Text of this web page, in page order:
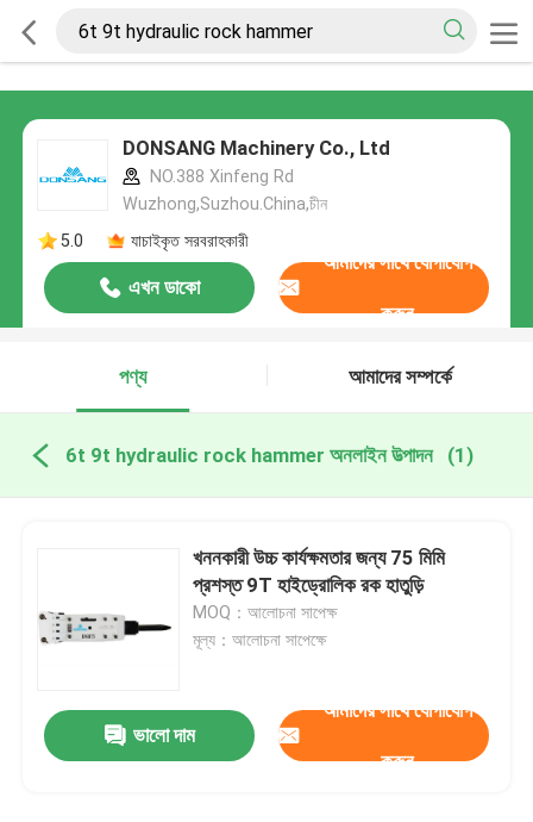
DONSANG Machinery Co., Ltd
NO.388 Xinfeng Rd
Wuzhong,Suzhou.China,চীন
5.0
যাচাইকৃত সরবরাহকারী
এখন ডাকো
আমাদের সাথে যোগাযোগ
করুন
পণ্য আমাদের সম্পর্কে
6t 9t hydraulic rock hammer অনলাইন উত্পাদন (1)
খননকারী উচ্চ কার্যক্ষমতার জন্য 75 মিমি
প্রশস্ত 9T হাইড্রোলিক রক হাতুড়ি
MOQ：আলোচনা সাপেক্ষ
মূল্য：আলোচনা সাপেক্ষে
ভালো দাম
আমাদের সাথে যোগাযোগ
করুন